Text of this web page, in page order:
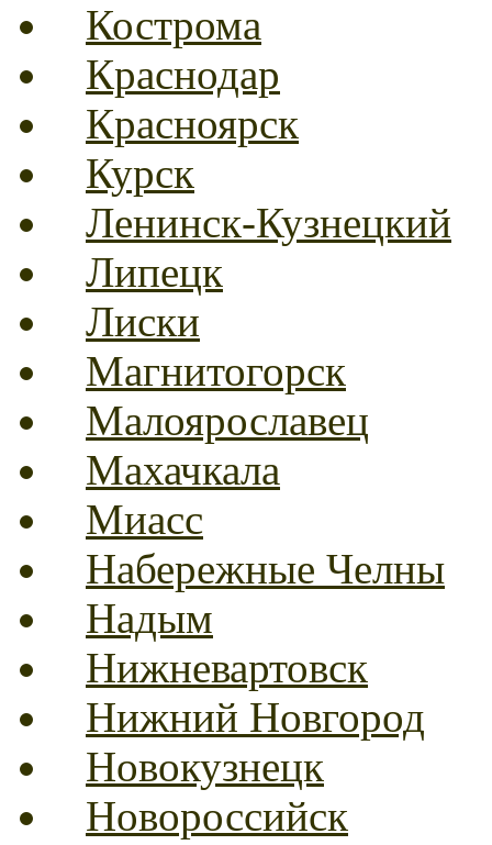
Кострома
Краснодар
Красноярск
Курск
Ленинск-Кузнецкий
Липецк
Лиски
Магнитогорск
Малоярославец
Махачкала
Миасс
Набережные Челны
Надым
Нижневартовск
Нижний Новгород
Новокузнецк
Новороссийск